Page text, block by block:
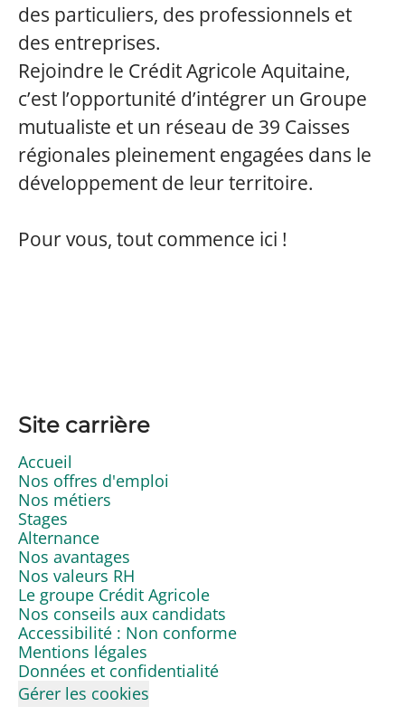
des particuliers, des professionnels et
des entreprises.
Rejoindre le Crédit Agricole Aquitaine,
c’est l’opportunité d’intégrer un Groupe
mutualiste et un réseau de 39 Caisses
régionales pleinement engagées dans le
développement de leur territoire.
Pour vous, tout commence ici !
Site carrière
Accueil
Nos offres d'emploi
Nos métiers
Stages
Alternance
Nos avantages
Nos valeurs RH
Le groupe Crédit Agricole
Nos conseils aux candidats
Accessibilité : Non conforme
Mentions légales
Données et confidentialité
Gérer les cookies